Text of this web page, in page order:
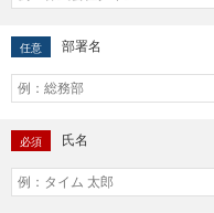
任意 部署名
必須 氏名